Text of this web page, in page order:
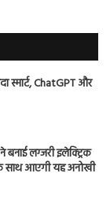
स्मार्ट, ChatGPT और
लग्जरी इलेक्ट्रिक
साथ आएगी यह अनोखी